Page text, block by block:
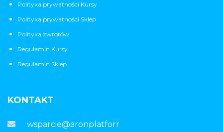
Polityka prywatności Kursy
Polityka prywatności Sklep
Polityka zwrotów
Regulamin Kursy
Regulamin Sklep
KONTAKT
wsparcie@aronplatforma.pl